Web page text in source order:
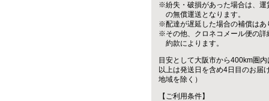
※紛失・破損があった場合は、運
の無償運送となります。
※配達が遅延した場合の補償はあ
※その他、クロネコメール便の詳
約款によります。
目安として大阪市から400km圏
以上は発送日を含め4日目のお届
地域を除く）
【ご利用条件】